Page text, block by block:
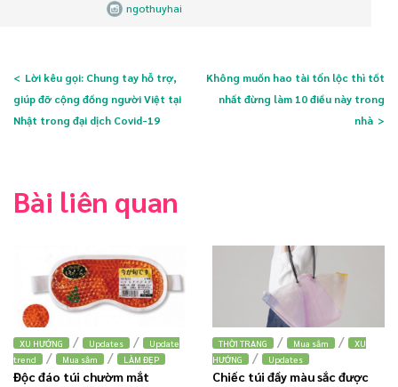
ngothuyhai
Lời kêu gọi: Chung tay hỗ trợ,
giúp đỡ cộng đồng người Việt tại
Nhật trong đại dịch Covid-19
Không muốn hao tài tổn lộc thì tốt
nhất đừng làm 10 điều này trong
nhà
Bài liên quan
XU HƯỚNG / Updates /
Update
trend
/ Mua sắm / LÀM ĐẸP
Độc đáo túi chườm mắt
THỜI TRANG / Mua sắm /
XU
HƯỚNG
/ Updates
Chiếc túi đầy màu sắc được